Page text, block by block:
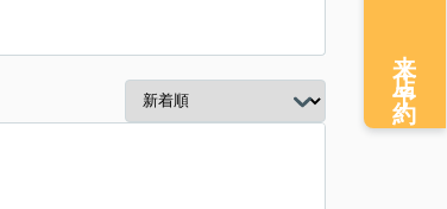
来店予約